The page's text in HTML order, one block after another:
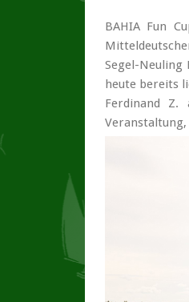
BAHIA Fun
Segel-Neuling
heute bereits
Ferdinand
Veranstaltung,